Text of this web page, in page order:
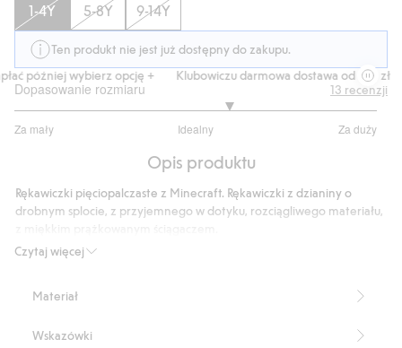
1-4Y 5-8Y 9-14Y
Ten produkt nie jest już dostępny do zakupu.
później wybierz opcję +
Klubowiczu darmowa dostawa od 150 zł
Dopasowanie rozmiaru
Za mały Idealny Za duży
na
11
głosów
13 recenzji
Opis produktu
Czytaj więcej
Rękawiczki pięciopalczaste z Minecraft. Rękawiczki z dzianiny o
drobnym splocie, z przyjemnego w dotyku, rozciągliwego materiału,
Numer artykułu
Materiał
Wskazówki